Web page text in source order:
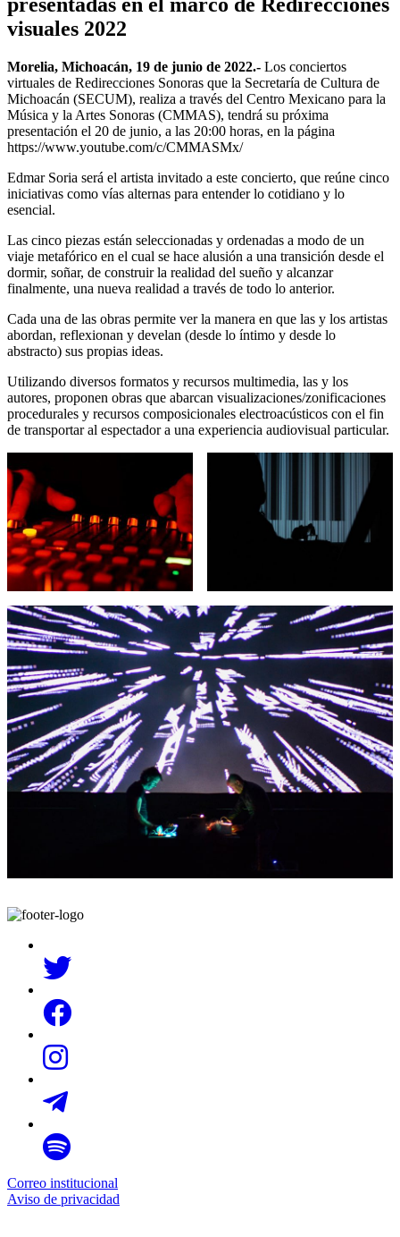
visuales 2022
Morelia, Michoacán, 19 de junio de 2022.- Los conciertos
virtuales de Redirecciones Sonoras que la Secretaría de Cultura de
Michoacán (SECUM), realiza a través del Centro Mexicano para la
Música y la Artes Sonoras (CMMAS), tendrá su próxima
presentación el 20 de junio, a las 20:00 horas, en la página
https://www.youtube.com/c/CMMASMx/
Edmar Soria será el artista invitado a este concierto, que reúne cinco
iniciativas como vías alternas para entender lo cotidiano y lo
esencial.
Las cinco piezas están seleccionadas y ordenadas a modo de un
viaje metafórico en el cual se hace alusión a una transición desde el
dormir, soñar, de construir la realidad del sueño y alcanzar
finalmente, una nueva realidad a través de todo lo anterior.
Cada una de las obras permite ver la manera en que las y los artistas
abordan, reflexionan y develan (desde lo íntimo y desde lo
abstracto) sus propias ideas.
Utilizando diversos formatos y recursos multimedia, las y los
autores, proponen obras que abarcan visualizaciones/zonificaciones
procedurales y recursos composicionales electroacústicos con el fin
de transportar al espectador a una experiencia audiovisual particular.
Correo institucional
Aviso de privacidad